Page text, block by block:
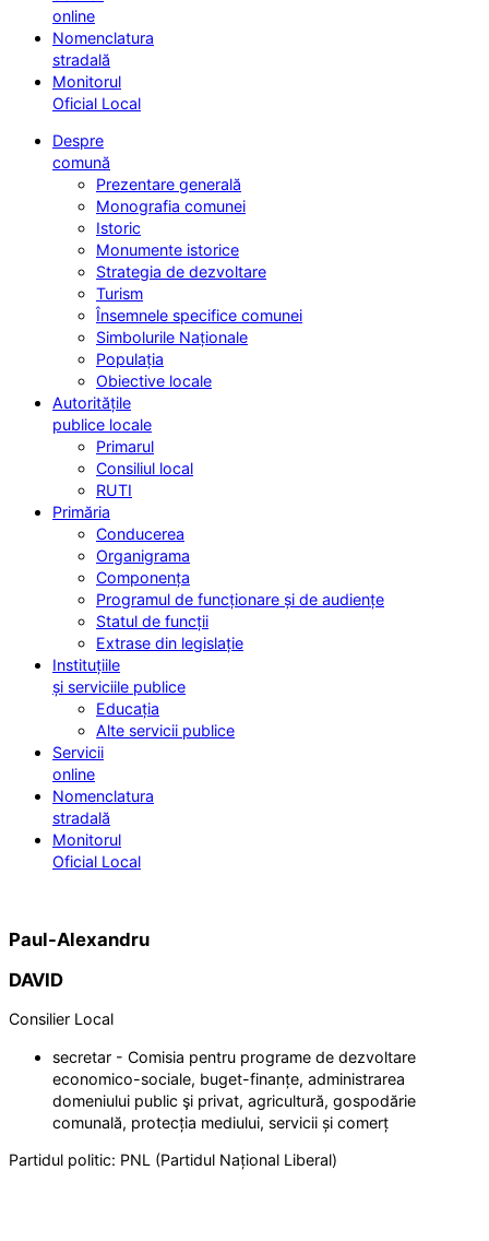
online
Nomenclatura
stradală
Monitorul
Oficial Local
Despre
comună
Prezentare generală
Monografia comunei
Istoric
Monumente istorice
Strategia de dezvoltare
Turism
Însemnele specifice comunei
Simbolurile Naționale
Populația
Obiective locale
Autoritățile
publice locale
Primarul
Consiliul local
RUTI
Primăria
Conducerea
Organigrama
Componența
Programul de funcționare și de audiențe
Statul de funcții
Extrase din legislație
Instituțiile
și serviciile publice
Educația
Alte servicii publice
Servicii
online
Nomenclatura
stradală
Monitorul
Oficial Local
Paul-Alexandru
DAVID
Consilier Local
secretar - Comisia pentru programe de dezvoltare
economico-sociale, buget-finanțe, administrarea
domeniului public şi privat, agricultură, gospodărie
comunală, protecția mediului, servicii și comerț
Partidul politic: PNL (Partidul Național Liberal)